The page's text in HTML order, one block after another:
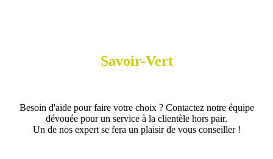
Savoir-Vert
Besoin d'aide pour faire votre choix ? Contactez notre équipe
dévouée pour un service à la clientèle hors pair.
Un de nos expert se fera un plaisir de vous conseiller !